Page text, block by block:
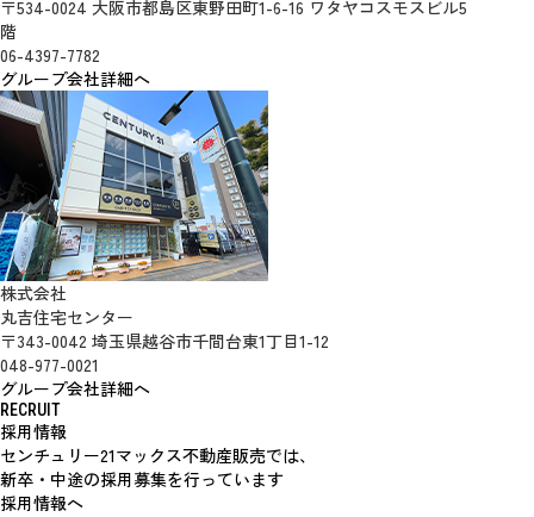
〒534-0024 大阪市都島区東野田町1-6-16 ワタヤコスモスビル5
階
06-4397-7782
グループ会社詳細へ
株式会社
丸吉住宅センター
〒343-0042 埼玉県越谷市千間台東1丁目1-12
048-977-0021
グループ会社詳細へ
RECRUIT
採用情報
センチュリー21マックス不動産販売では、
新卒・中途の採用募集を行っています
採用情報へ